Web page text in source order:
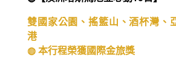
雙國家公園、搖籃山、酒杯灣、
港
◍ 本行程榮獲國際金旅獎